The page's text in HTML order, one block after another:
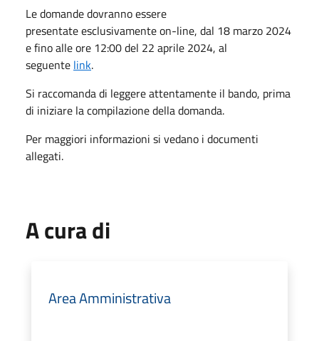
Le domande dovranno essere
presentate esclusivamente on-line, dal 18 marzo 2024
e fino alle ore 12:00 del 22 aprile 2024, al
seguente link.
Si raccomanda di leggere attentamente il bando, prima
di iniziare la compilazione della domanda.
Per maggiori informazioni si vedano i documenti
allegati.
A cura di
Area Amministrativa